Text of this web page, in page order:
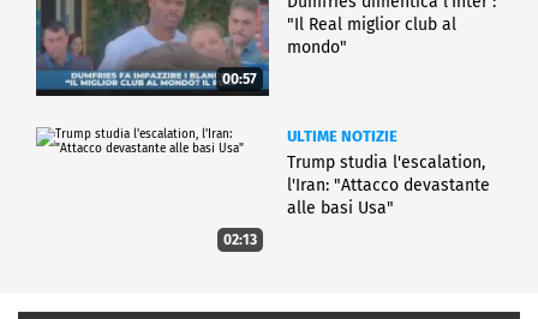
00:57
"Il Real miglior club al
mondo"
02:13
ULTIME NOTIZIE
Trump studia l'escalation,
l'Iran: "Attacco devastante
alle basi Usa"